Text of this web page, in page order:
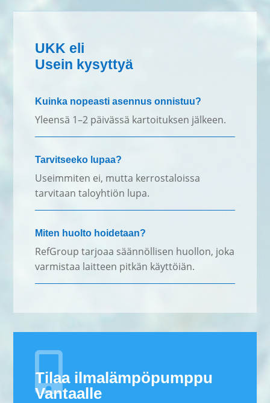
UKK eli
Usein kysyttyä
Kuinka nopeasti asennus onnistuu?
Yleensä 1–2 päivässä kartoituksen jälkeen.
Tarvitseeko lupaa?
Useimmiten ei, mutta kerrostaloissa
tarvitaan taloyhtiön lupa.
Miten huolto hoidetaan?
RefGroup tarjoaa säännöllisen huollon, joka
varmistaa laitteen pitkän käyttöiän.

Tilaa ilmalämpöpumppu
Vantaalle